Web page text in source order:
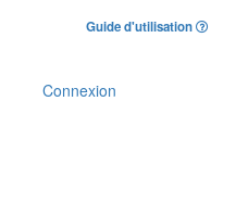
Guide d'utilisation
Connexion